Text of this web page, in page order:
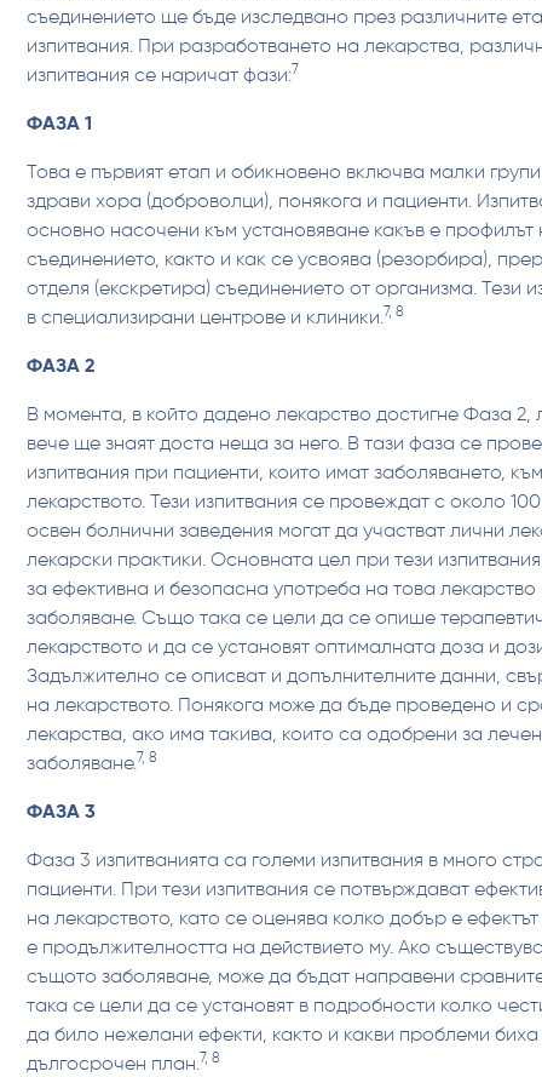
съединението ще бъде изследвано през различните
изпитвания. При разработването на лекарства,
изпитвания се наричат фази:7
ФАЗА 1
Това е първият етап и обикновено включва малки
здрави хора (доброволци), понякога и пациенти.
основно насочени към установяване какъв е профилът
съединението, както и как се усвоява (резорбира),
отделя (екскретира) съединението от организма. Тези
в специализирани центрове и клиники.7, 8
ФАЗА 2
В момента, в който дадено лекарство достигне Фаза 2,
вече ще знаят доста неща за него. В тази фаза се
изпитвания при пациенти, които имат заболяването,
лекарството. Тези изпитвания се провеждат с около
освен болнични заведения могат да участват лични
лекарски практики. Основната цел при тези
за ефективна и безопасна употреба на това
заболяване. Също така се цели да се опише
лекарството и да се установят оптималната доза и
Задължително се описват и допълнителните данни,
на лекарството. Понякога може да бъде проведено и
лекарства, ако има такива, които са одобрени за
заболяване.7, 8
ФАЗА 3
Фаза 3 изпитванията са големи изпитвания в много
пациенти. При тези изпитвания се потвърждават
на лекарството, като се оценява колко добър е
е продължителността на действието му. Ако
същото заболяване, може да бъдат направени
така се цели да се установят в подробности колко
да било нежелани ефекти, както и какви проблеми
дългосрочен план.7, 8